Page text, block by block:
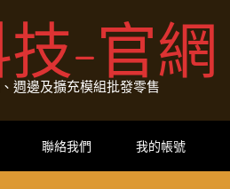
-官網
、週邊及擴充模組批發零售
聯絡我們 我的帳號